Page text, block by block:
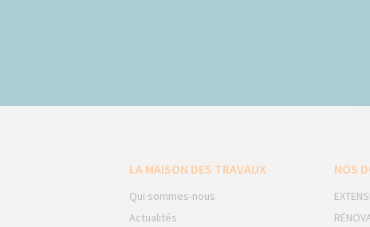
LA MAISON DES TRAVAUX
Qui sommes-nous
Actualités
NOS